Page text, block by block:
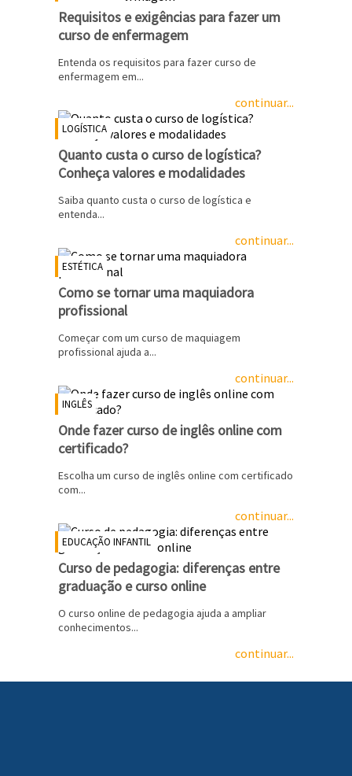
Requisitos e exigências para fazer um
curso de enfermagem
Entenda os requisitos para fazer curso de
enfermagem em...
continuar...
LOGÍSTICA
Quanto custa o curso de logística?
Conheça valores e modalidades
Saiba quanto custa o curso de logística e
entenda...
continuar...
ESTÉTICA
Como se tornar uma maquiadora
profissional
Começar com um curso de maquiagem
profissional ajuda a...
continuar...
INGLÊS
Onde fazer curso de inglês online com
certificado?
Escolha um curso de inglês online com certificado
com...
continuar...
EDUCAÇÃO INFANTIL
Curso de pedagogia: diferenças entre
graduação e curso online
O curso online de pedagogia ajuda a ampliar
conhecimentos...
continuar...